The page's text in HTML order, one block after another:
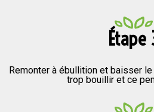
Étape
Remonter à ébullition et baisser
trop bouillir et ce